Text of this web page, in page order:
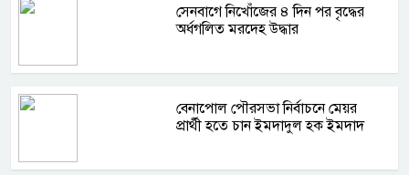
সেনবাগে নিখোঁজের ৪ দিন পর বৃদ্ধের
অর্ধগলিত মরদেহ উদ্ধার
বেনাপোল পৌরসভা নির্বাচনে মেয়র
প্রার্থী হতে চান ইমদাদুল হক ইমদাদ